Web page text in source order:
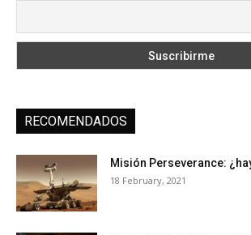
RECOMENDADOS
Misión Perseverance:
18 February, 2021